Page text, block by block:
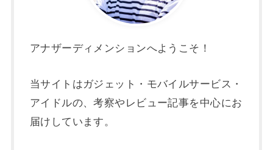
アナザーディメンションへようこそ！
当サイトはガジェット・モバイルサービス・
アイドルの、考察やレビュー記事を中心にお
届けしています。